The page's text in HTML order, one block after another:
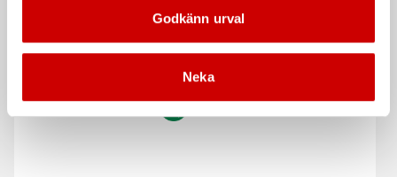
Godkänn urval
Neka
Krympisolerade DS
Skarvhylsa Duraseal DS-Serien med
krympisolerade ink lim
Skarvhylsa med invändigt lim